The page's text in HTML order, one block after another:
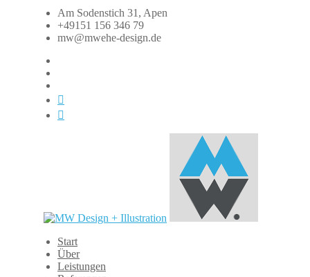
Am Sodenstich 31, Apen
+49151 156 346 79
mw@mwehe-design.de
Design
Start
Über
Leistungen